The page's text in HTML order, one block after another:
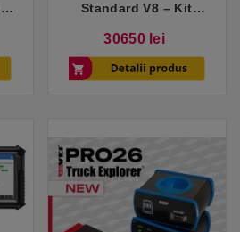
Standard V8 – Kit
30650 lei